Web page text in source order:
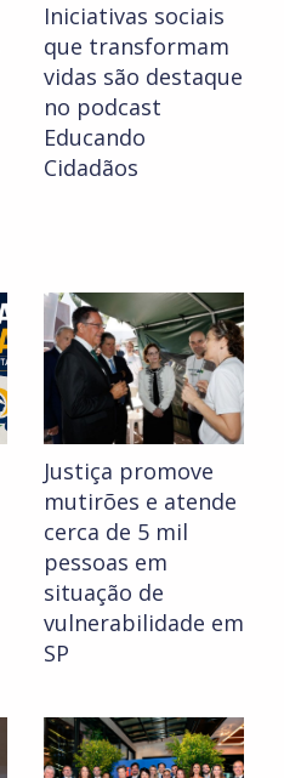
Iniciativas sociais
que transformam
vidas são destaque
no podcast
Educando
Cidadãos
Justiça promove
mutirões e atende
cerca de 5 mil
pessoas em
situação de
vulnerabilidade em
SP